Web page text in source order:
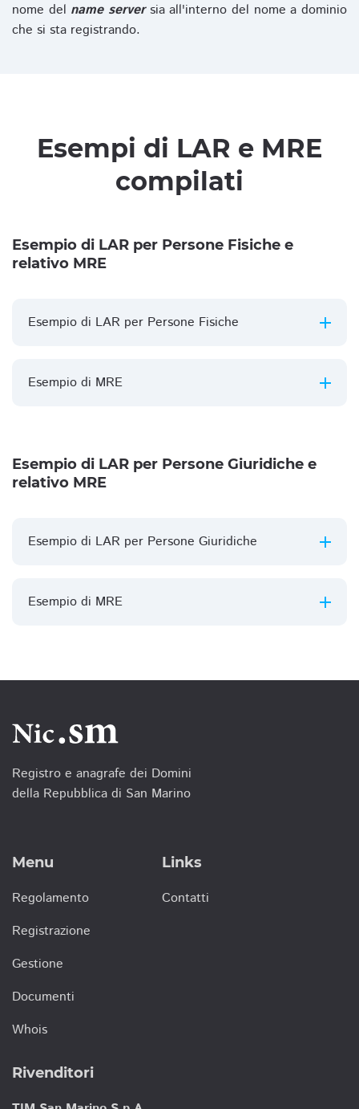
nome del name serversia all'interno del nome a dominio
che si sta registrando.
Esempi di LAR e MRE
compilati
Esempio di LAR per Persone Fisiche e
relativo MRE
Esempio di LAR per Persone Fisiche
Esempio di MRE
Esempio di LAR per Persone Giuridiche e
relativo MRE
Esempio di LAR per Persone Giuridiche
Esempio di MRE
Registro e anagrafe dei Domini
della Repubblica di San Marino
Menu
Regolamento
Registrazione
Gestione
Documenti
Whois
Links
Contatti
Rivenditori